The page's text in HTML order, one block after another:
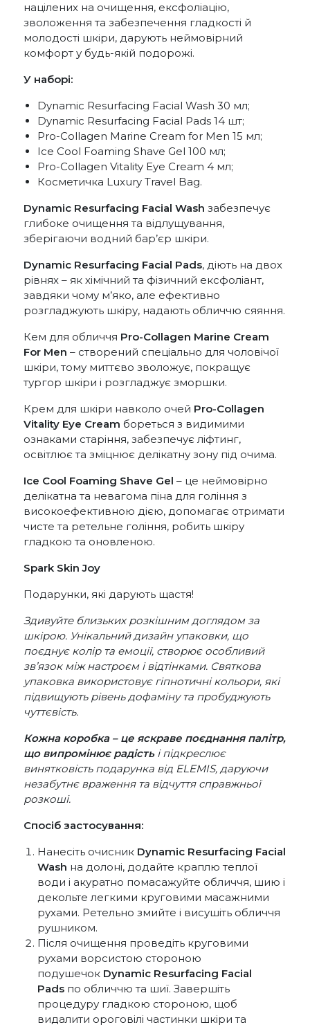
націлених на очищення, ексфоліацію,
зволоження та забезпечення гладкості й
молодості шкіри, дарують неймовірний
комфорт у будь-якій подорожі.
У наборі:
Dynamic Resurfacing Facial Wash 30 мл;
Dynamic Resurfacing Facial Pads 14 шт;
Pro-Collagen Marine Cream for Men 15 мл;
Ice Cool Foaming Shave Gel 100 мл;
Pro-Collagen Vitality Eye Cream 4 мл;
Косметичка Luxury Travel Bag.
Dynamic Resurfacing Facial Wash забезпечує
глибоке очищення та відлущування,
зберігаючи водний бар’єр шкіри.
Dynamic Resurfacing Facial Pads, діють на двох
рівнях – як хімічний та фізичний ексфоліант,
завдяки чому м’яко, але ефективно
розгладжують шкіру, надають обличчю сяяння.
Кем для обличчя Pro-Collagen Marine Cream
For Men – створений спеціально для чоловічої
шкіри, тому миттєво зволожує, покращує
тургор шкіри і розгладжує зморшки.
Крем для шкіри навколо очей Pro-Collagen
Vitality Eye Cream бореться з видимими
ознаками старіння, забезпечує ліфтинг,
освітлює та зміцнює делікатну зону під очима.
Ice Cool Foaming Shave Gel – це неймовірно
делікатна та невагома піна для гоління з
високоефективною дією, допомагає отримати
чисте та ретельне гоління, робить шкіру
гладкою та оновленою.
Spark Skin Joy
Подарунки, які дарують щастя!
Здивуйте близьких розкішним доглядом за
шкірою. Унікальний дизайн упаковки, що
поєднує колір та емоції, створює особливий
зв’язок між настроєм і відтінками. Святкова
упаковка використовує гіпнотичні кольори, які
підвищують рівень дофаміну та пробуджують
чуттєвість.
Кожна коробка – це яскраве поєднання палітр,
що випромінює радістьі підкреслює
винятковість подарунка від ELEMIS, даруючи
незабутнє враження та відчуття справжньої
розкоші.
Спосіб застосування:
Нанесіть очисник Dynamic Resurfacing Facial
Wash на долоні, додайте краплю теплої
води і акуратно помасажуйте обличчя, шию і
декольте легкими круговими масажними
рухами. Ретельно змийте і висушіть обличчя
рушником.
Після очищення проведіть круговими
рухами ворсистою стороною
подушечок Dynamic Resurfacing Facial
Pads по обличчю та шиї. Завершіть
процедуру гладкою стороною, щоб
видалити ороговілі частинки шкіри та